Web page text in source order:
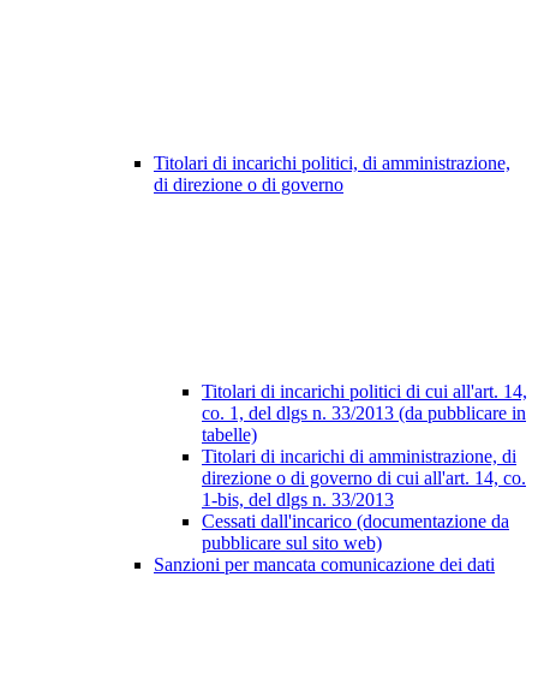
Titolari di incarichi politici, di amministrazione,
di direzione o di governo
Titolari di incarichi politici di cui all'art. 14,
co. 1, del dlgs n. 33/2013 (da pubblicare in
tabelle)
Titolari di incarichi di amministrazione, di
direzione o di governo di cui all'art. 14, co.
1-bis, del dlgs n. 33/2013
Cessati dall'incarico (documentazione da
pubblicare sul sito web)
Sanzioni per mancata comunicazione dei dati